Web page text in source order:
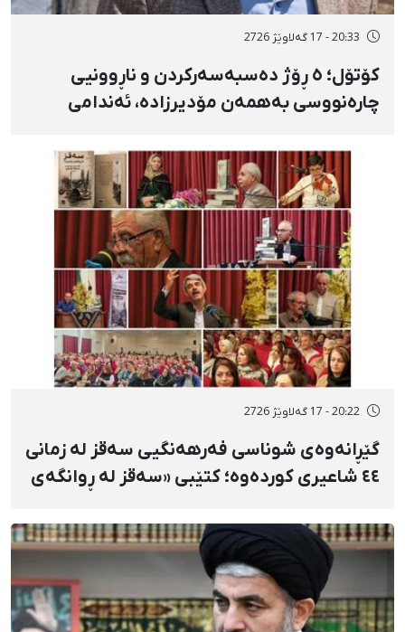
20:33 - 17 گەلاوێژ 2726
کۆتۆل؛ ٥ ڕۆژ دەسبەسەرکردن و ناڕوونیی
چارەنووسی بەهمەن مۆدیرزادە، ئەندامی
لە دژی لەسێدارەدان
20:22 - 17 گەلاوێژ 2726
گێڕانەوەی شوناسی فەرهەنگیی سەقز لە زمانی
٤٤ شاعیری کوردەوە؛ کتێبی «سەقز لە ڕوانگەی